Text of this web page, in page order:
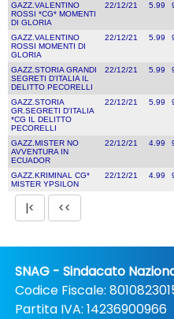
GAZZ.VALENTINO
ROSSI *CG* MOMENTI
DI GLORIA
22/12/21 5.99
GAZZ.VALENTINO
ROSSI MOMENTI DI
GLORIA
22/12/21 5.99
GAZZ.STORIA GRANDI
SEGRETI D'ITALIA IL
DELITTO PECORELLI
22/12/21 5.99
GAZZ.STORIA
GR.SEGRETI D'ITALIA
*CG IL DELITTO
PECORELLI
22/12/21 5.99
GAZZ.MISTER NO
AVVENTURA IN
ECUADOR
22/12/21 4.99
GAZZ.KRIMINAL CG*
MISTER YPSILON
22/12/21 4.99
SNAG - Sindacato
Codice Fiscale:
Partita IVA: 14236900966